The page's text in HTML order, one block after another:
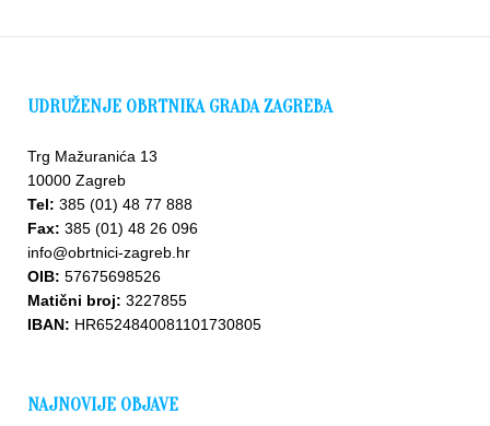
UDRUŽENJE OBRTNIKA GRADA ZAGREBA
Trg Mažuranića 13
10000 Zagreb
Tel: 385 (01) 48 77 888
Fax: 385 (01) 48 26 096
info@obrtnici-zagreb.hr
OIB: 57675698526
Matični broj: 3227855
IBAN: HR6524840081101730805
NAJNOVIJE OBJAVE